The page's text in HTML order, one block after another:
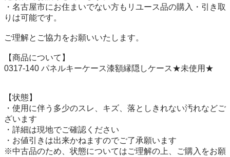
・名古屋市にお住まいでない方もリユース品の購入・引き取
りは可能です。
ご理解とご協力をお願いいたします。
【商品について】
0317-140 パネルキーケース漆額縁隠しケース★未使用★
【状態】
・使用に伴う多少のスレ、キズ、落としきれない汚れなどご
ざいます
・詳細は現地でご確認ください
・お値引きは出来かねますのでご了承願います
※中古品のため、状態についてはご理解の上、ご購入をお願